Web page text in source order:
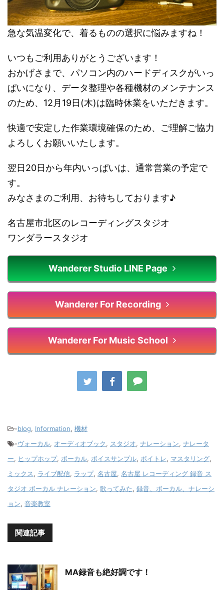
急な気温変化で、着るものの選択に悩みますね！
いつもご利用ありがとうございます！
おかげさまで、パソコン内のハードディスクがいっ
ぱいになり、データ整理や各種機材のメンテナンス
のため、12月19日(木)は臨時休業をいただきます。
快適で安定した作業環境確保のため、ご理解ご協力
よろしくお願いいたします。
翌日20日から年内いっぱいは、通常営業の予定で
す。
みなさまのご利用、お待ちしております♪
名古屋市北区のレコーディングスタジオ
ワンダラースタジオ
Wanderer Studio LINE Page
Wanderer For Recording
Wanderer For Music School
-blog, Information, 機材
-ヴォーカル, オーディオブック, スタジオ, ナレーション, ナレータ
ー, ヒップホップ, ボーカル, ボイスサンプル, ボイトレ, マスタリング,
ミックス, ライブ配信, ラップ, 名古屋, 名古屋 レコーディング 録音 ス
タジオ ボーカル ナレーション, 歌ってみた, 録音、ボーカル、ナレーシ
ョン, 音楽教室
関連記事
MA録音も絶好調です！